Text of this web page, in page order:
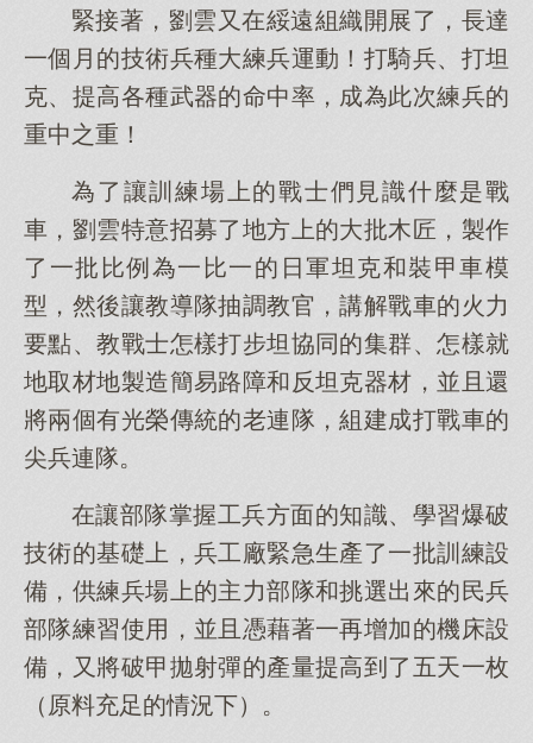
緊接著，劉雲又在綏遠組織開展了，長達
一個月的技術兵種大練兵運動！打騎兵、打坦
克、提高各種武器的命中率，成為此次練兵的
重中之重！
為了讓訓練場上的戰士們見識什麼是戰
車，劉雲特意招募了地方上的大批木匠，製作
了一批比例為一比一的日軍坦克和裝甲車模
型，然後讓教導隊抽調教官，講解戰車的火力
要點、教戰士怎樣打步坦協同的集群、怎樣就
地取材地製造簡易路障和反坦克器材，並且還
將兩個有光榮傳統的老連隊，組建成打戰車的
尖兵連隊。
在讓部隊掌握工兵方面的知識、學習爆破
技術的基礎上，兵工廠緊急生產了一批訓練設
備，供練兵場上的主力部隊和挑選出來的民兵
部隊練習使用，並且憑藉著一再增加的機床設
備，又將破甲拋射彈的產量提高到了五天一枚
（原料充足的情況下）。